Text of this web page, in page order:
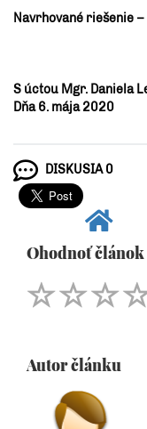
Navrhované riešenie
S úctou Mgr. Daniela
Dňa 6. mája 2020
DISKUSIA 0
Ohodnoť článok
Autor článku